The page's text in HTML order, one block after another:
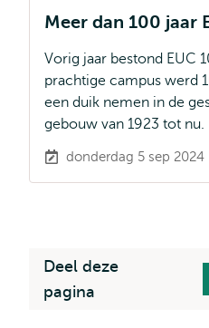
Meer dan 100 jaar
Vorig jaar bestond EUC
prachtige campus werd
een duik nemen in de
gebouw van 1923 tot nu.
donderdag 5 sep 2024
Deel deze
pagina